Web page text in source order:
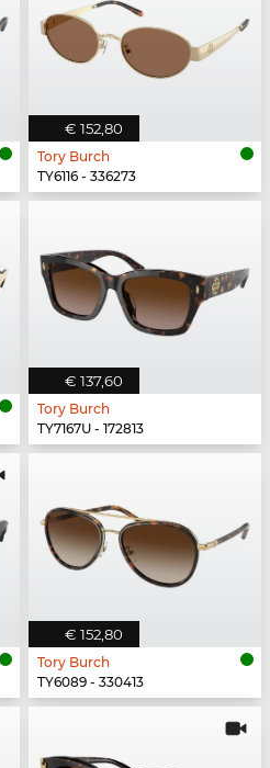
€ 152,80
Tory Burch
TY6116 - 336273
€ 137,60
Tory Burch
TY7167U - 172813
€ 152,80
Tory Burch
TY6089 - 330413